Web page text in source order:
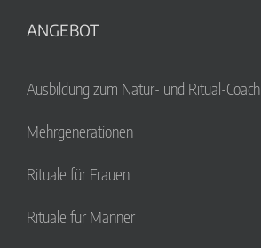
ANGEBOT
Ausbildung zum Natur- und Ritual-Coach
Mehrgenerationen
Rituale für Frauen
Rituale für Männer